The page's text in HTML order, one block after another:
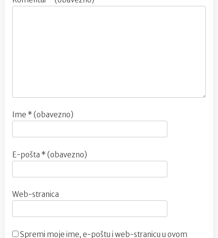
Ime * (obavezno)
E-pošta * (obavezno)
Web-stranica
Spremi moje ime, e-poštu i web-stranicu u ovom